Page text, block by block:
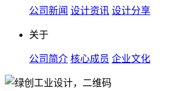
公司新闻 设计资讯 设计分享
关于
公司简介 核心成员 企业文化